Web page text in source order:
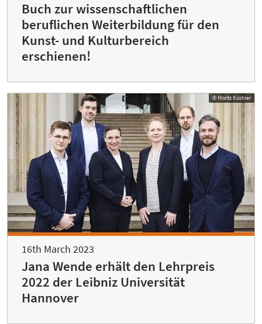
Buch zur wissenschaftlichen
beruflichen Weiterbildung für den
Kunst- und Kulturbereich
erschienen!
© Moritz Küstner
16th March 2023
Jana Wende erhält den Lehrpreis
2022 der Leibniz Universität
Hannover